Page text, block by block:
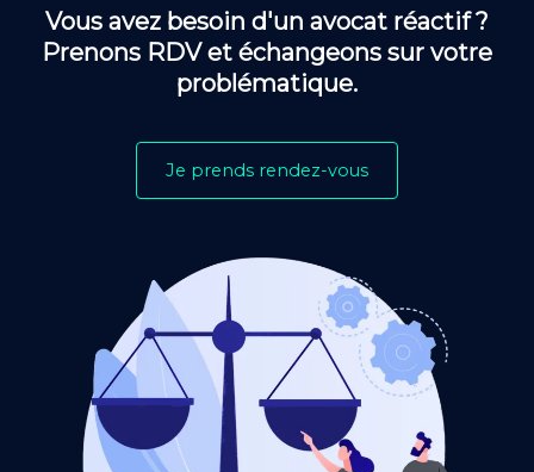
Vous avez besoin d'un avocat réactif ?
Prenons RDV et échangeons sur votre
problématique.
Je prends rendez-vous